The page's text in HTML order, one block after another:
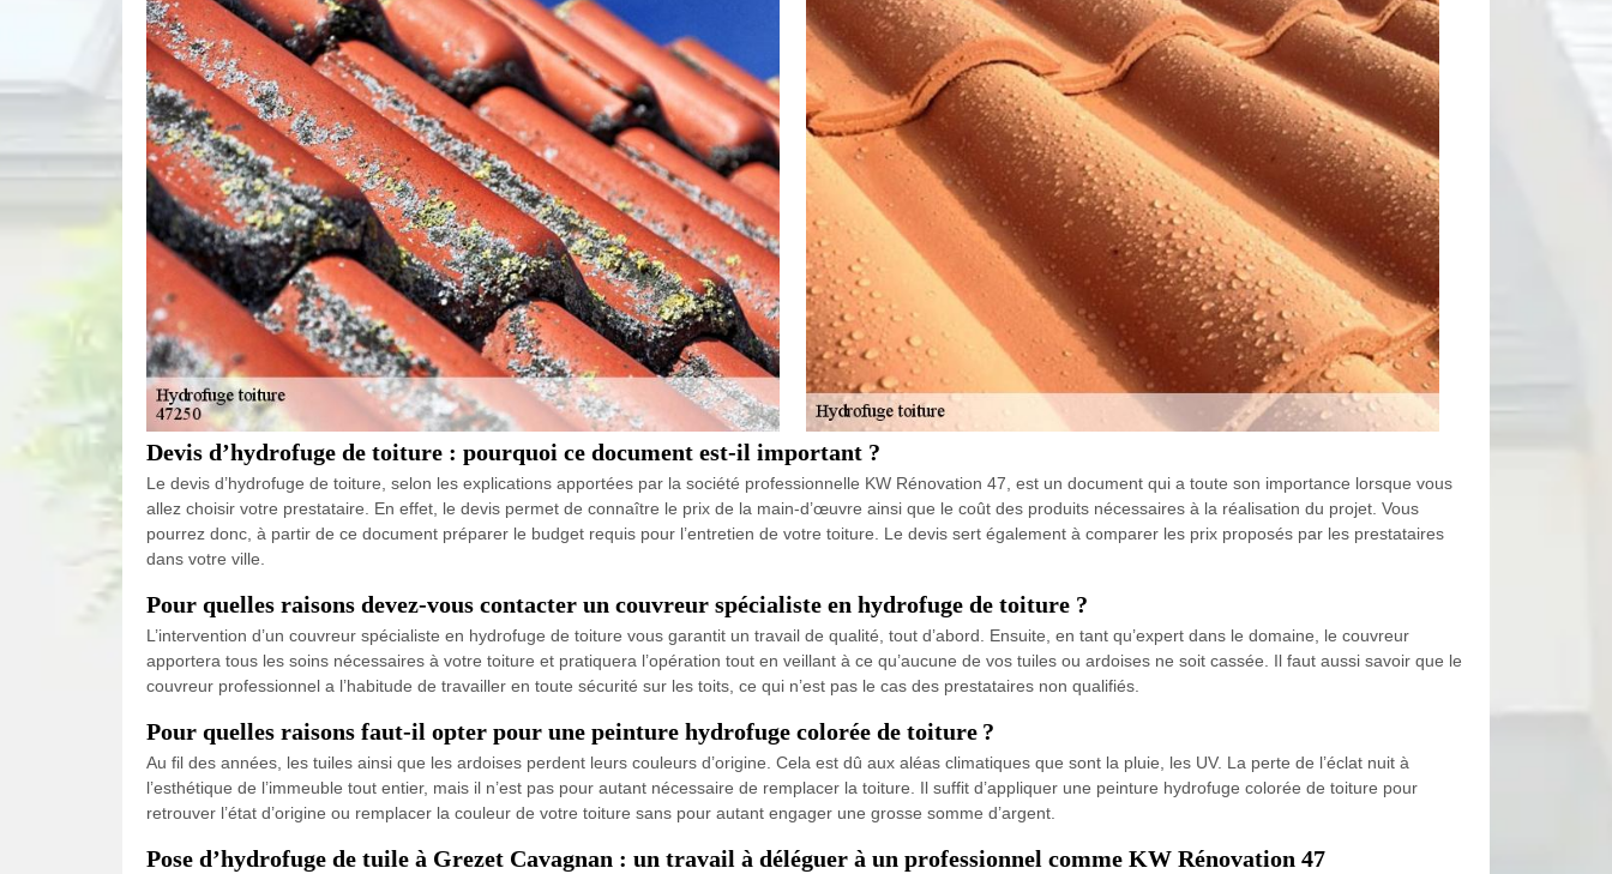
Devis d’hydrofuge de toiture : pourquoi ce document est-il important ?
Le devis d’hydrofuge de toiture, selon les explications apportées par la société professionnelle KW Rénovation 47, est un document qui a toute son importance lorsque vous
allez choisir votre prestataire. En effet, le devis permet de connaître le prix de la main-d’œuvre ainsi que le coût des produits nécessaires à la réalisation du projet. Vous
pourrez donc, à partir de ce document préparer le budget requis pour l’entretien de votre toiture. Le devis sert également à comparer les prix proposés par les prestataires
dans votre ville.
Pour quelles raisons devez-vous contacter un couvreur spécialiste en hydrofuge de toiture ?
L’intervention d’un couvreur spécialiste en hydrofuge de toiture vous garantit un travail de qualité, tout d’abord. Ensuite, en tant qu’expert dans le domaine, le couvreur
apportera tous les soins nécessaires à votre toiture et pratiquera l’opération tout en veillant à ce qu’aucune de vos tuiles ou ardoises ne soit cassée. Il faut aussi savoir que le
couvreur professionnel a l’habitude de travailler en toute sécurité sur les toits, ce qui n’est pas le cas des prestataires non qualifiés.
Pour quelles raisons faut-il opter pour une peinture hydrofuge colorée de toiture ?
Au fil des années, les tuiles ainsi que les ardoises perdent leurs couleurs d’origine. Cela est dû aux aléas climatiques que sont la pluie, les UV. La perte de l’éclat nuit à
l’esthétique de l’immeuble tout entier, mais il n’est pas pour autant nécessaire de remplacer la toiture. Il suffit d’appliquer une peinture hydrofuge colorée de toiture pour
retrouver l’état d’origine ou remplacer la couleur de votre toiture sans pour autant engager une grosse somme d’argent.
Pose d’hydrofuge de tuile à Grezet Cavagnan : un travail à déléguer à un professionnel comme KW Rénovation 47